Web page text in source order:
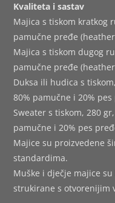
Kvaliteta i sastav
Majica s tiskom kratkog
pamučne pređe
Majica s tiskom dugog
pamučne pređe
Duksa ili hudica s
80% pamučne i 20% pes
Sweater s tiskom, 280
pamučne i 20% pes
Majice su proizvedene
standardima.
Muške i dječje majice
strukirane s otvorenijim